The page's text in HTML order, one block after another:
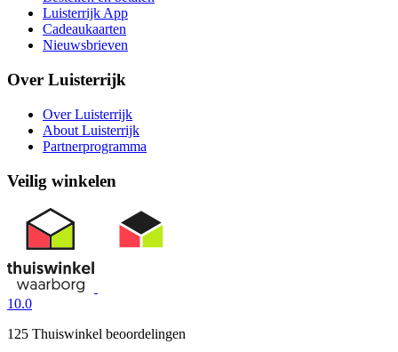
Luisterrijk App
Cadeaukaarten
Nieuwsbrieven
Over Luisterrijk
Over Luisterrijk
About Luisterrijk
Partnerprogramma
Veilig winkelen
10.0
125 Thuiswinkel beoordelingen